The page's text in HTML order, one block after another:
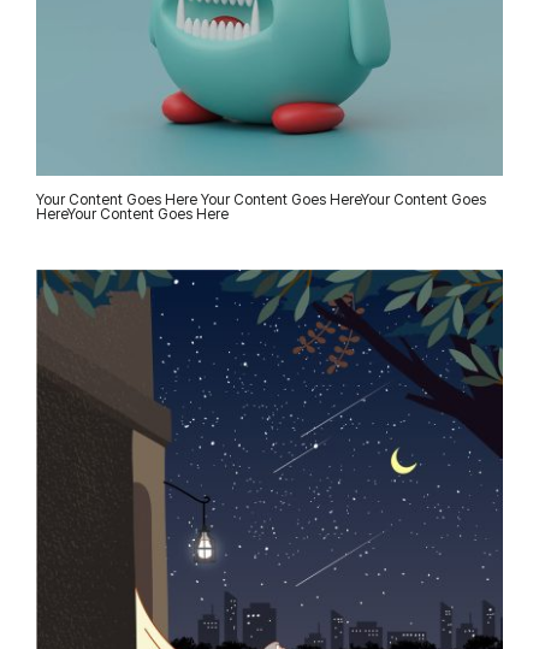
Your Content Goes Here Your Content Goes HereYour Content Goes
HereYour Content Goes Here